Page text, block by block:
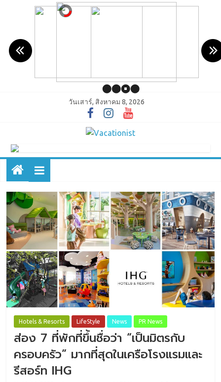
วันเสาร์, สิงหาคม 8, 2026
Hotels & Resorts LifeStyle News PR News
ส่อง 7 ที่พักที่ขึ้นชื่อว่า “เป็นมิตรกับ
ครอบครัว” มากที่สุดในเครือโรงแรมและ
รีสอร์ท IHG